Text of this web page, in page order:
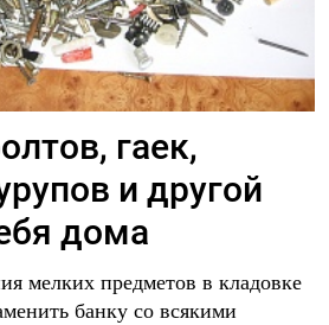
гаек,
и другой
дома
мелких предметов в кладовке
банку со всякими